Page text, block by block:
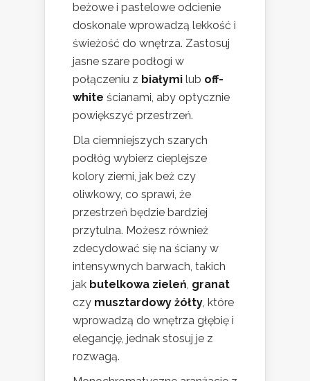
beżowe i pastelowe odcienie
doskonale wprowadzą lekkość i
świeżość do wnętrza. Zastosuj
jasne szare podłogi w
połączeniu z białymi lub off-
white ścianami, aby optycznie
powiększyć przestrzeń.
Dla ciemniejszych szarych
podłóg wybierz cieplejsze
kolory ziemi, jak beż czy
oliwkowy, co sprawi, że
przestrzeń będzie bardziej
przytulna. Możesz również
zdecydować się na ściany w
intensywnych barwach, takich
jak butelkowa zieleń, granat
czy musztardowy żółty, które
wprowadzą do wnętrza głębię i
elegancję, jednak stosuj je z
rozwagą.